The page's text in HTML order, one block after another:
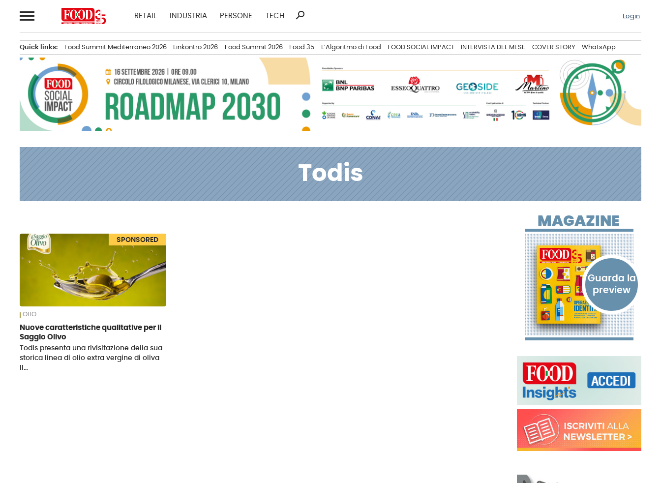
al
RETAIL INDUSTRIA PERSONE TECH
Ricerca
search Login
Quick links: Food Summit Mediterraneo 2026 Linkontro 2026 Food Summit 2026 Food 35 L’Algoritmo di Food FOOD SOCIAL IMPACT INTERVISTA DEL MESE COVER STORY WhatsApp
Todis
News SPONSORED
OLIO
Nuove caratteristiche qualitative per il
Saggio Olivo
Todis presenta una rivisitazione della sua
storica linea di olio extra vergine di oliva
Il…
MAGAZINE